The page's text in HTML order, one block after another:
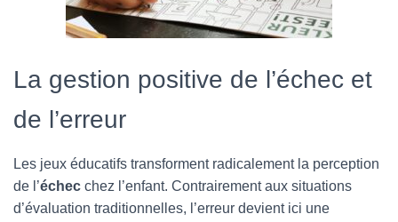
La gestion positive de l’échec et
de l’erreur
Les jeux éducatifs transforment radicalement la perception
de l’échec chez l’enfant. Contrairement aux situations
d’évaluation traditionnelles, l’erreur devient ici une